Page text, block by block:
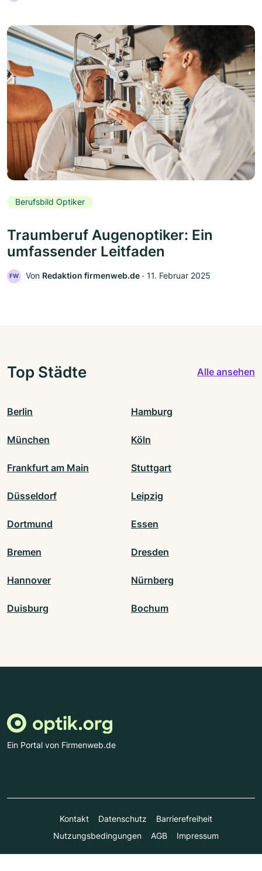
Berufsbild Optiker
Traumberuf Augenoptiker: Ein
umfassender Leitfaden
FW Von Redaktion firmenweb.de ‧ 11. Februar 2025
Top Städte Alle ansehen
Berlin Hamburg
München Köln
Frankfurt am Main Stuttgart
Düsseldorf Leipzig
Dortmund Essen
Bremen Dresden
Hannover Nürnberg
Duisburg Bochum
Ein Portal von Firmenweb.de
Kontakt Datenschutz
Barrierefreiheit
Nutzungsbedingungen
AGB Impressum